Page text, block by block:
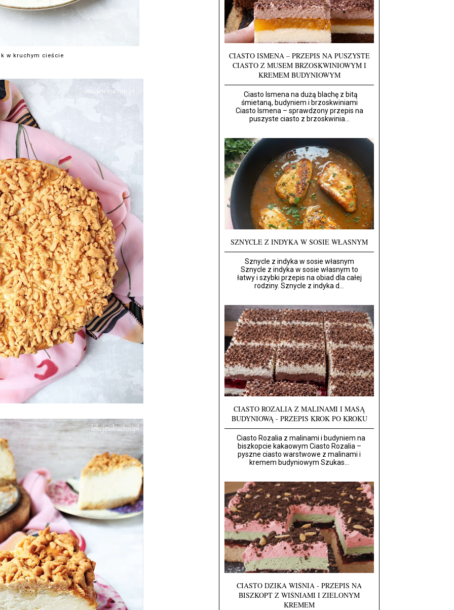
w kruchym cieście
CIASTO ISMENA – PRZEPIS NA PUSZYSTE
CIASTO Z MUSEM BRZOSKWINIOWYM I
KREMEM BUDYNIOWYM
Ciasto Ismena na dużą blachę z bitą
śmietaną, budyniem i brzoskwiniami
Ciasto Ismena – sprawdzony przepis na
puszyste ciasto z brzoskwinia...
SZNYCLE Z INDYKA W SOSIE WŁASNYM
Sznycle z indyka w sosie własnym
Sznycle z indyka w sosie własnym to
łatwy i szybki przepis na obiad dla całej
rodziny. Sznycle z indyka d...
CIASTO ROZALIA Z MALINAMI I MASĄ
BUDYNIOWĄ - PRZEPIS KROK PO KROKU
Ciasto Rozalia z malinami i budyniem na
biszkopcie kakaowym Ciasto Rozalia –
pyszne ciasto warstwowe z malinami i
kremem budyniowym Szukas...
CIASTO DZIKA WIŚNIA - PRZEPIS NA
BISZKOPT Z WIŚNIAMI I ZIELONYM
KREMEM